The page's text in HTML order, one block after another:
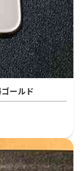
ールド